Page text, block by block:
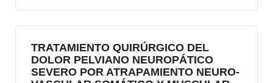
TRATAMIENTO QUIRÚRGICO DEL
DOLOR PELVIANO NEUROPÁTICO
SEVERO POR ATRAPAMIENTO NEURO-